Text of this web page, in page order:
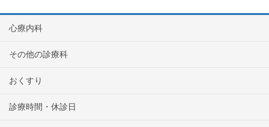
心療内科
その他の診療科
おくすり
診療時間・休診日